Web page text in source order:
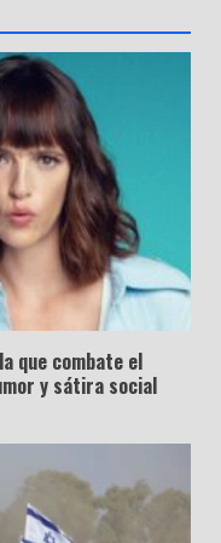
que combate el
y sátira social